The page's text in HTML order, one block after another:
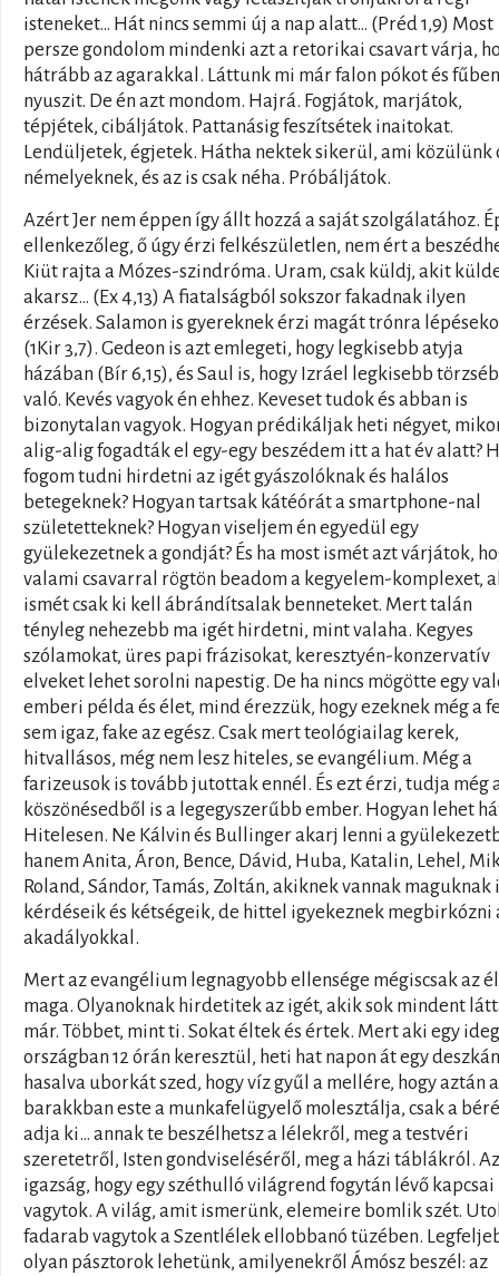
isteneket… Hát nincs semmi új a nap alatt… (Préd 1,9) Most
persze gondolom mindenki azt a retorikai csavart várja,
hátrább az agarakkal. Láttunk mi már falon pókot és fűben
nyuszit. De én azt mondom. Hajrá. Fogjátok, marjátok,
tépjétek, cibáljátok. Pattanásig feszítsétek inaitokat.
Lendüljetek, égjetek. Hátha nektek sikerül, ami közülünk
némelyeknek, és az is csak néha. Próbáljátok.
Azért Jer nem éppen így állt hozzá a saját szolgálatához.
ellenkezőleg, ő úgy érzi felkészületlen, nem ért a
Kiüt rajta a Mózes-szindróma. Uram, csak küldj, akit
akarsz… (Ex 4,13) A fiatalságból sokszor fakadnak ilyen
érzések. Salamon is gyereknek érzi magát trónra
(1Kir 3,7). Gedeon is azt emlegeti, hogy legkisebb atyja
házában (Bír 6,15), és Saul is, hogy Izráel legkisebb
való. Kevés vagyok én ehhez. Keveset tudok és abban is
bizonytalan vagyok. Hogyan prédikáljak heti négyet,
alig-alig fogadták el egy-egy beszédem itt a hat év alatt?
fogom tudni hirdetni az igét gyászolóknak és halálos
betegeknek? Hogyan tartsak kátéórát a smartphone-nal
születetteknek? Hogyan viseljem én egyedül egy
gyülekezetnek a gondját? És ha most ismét azt várjátok,
valami csavarral rögtön beadom a kegyelem-komplexet,
ismét csak ki kell ábrándítsalak benneteket. Mert talán
tényleg nehezebb ma igét hirdetni, mint valaha. Kegyes
szólamokat, üres papi frázisokat, keresztyén-konzervatív
elveket lehet sorolni napestig. De ha nincs mögötte egy
emberi példa és élet, mind érezzük, hogy ezeknek még a
sem igaz, fake az egész. Csak mert teológiailag kerek,
hitvallásos, még nem lesz hiteles, se evangélium. Még a
farizeusok is tovább jutottak ennél. És ezt érzi, tudja még
köszönésedből is a legegyszerűbb ember. Hogyan lehet
Hitelesen. Ne Kálvin és Bullinger akarj lenni a
hanem Anita, Áron, Bence, Dávid, Huba, Katalin, Lehel,
Roland, Sándor, Tamás, Zoltán, akiknek vannak maguknak
kérdéseik és kétségeik, de hittel igyekeznek megbirkózni
akadályokkal.
Mert az evangélium legnagyobb ellensége mégiscsak az
maga. Olyanoknak hirdetitek az igét, akik sok mindent
már. Többet, mint ti. Sokat éltek és értek. Mert aki egy
országban 12 órán keresztül, heti hat napon át egy deszkán
hasalva uborkát szed, hogy víz gyűl a mellére, hogy aztán a
barakkban este a munkafelügyelő molesztálja, csak a
adja ki… annak te beszélhetsz a lélekről, meg a testvéri
szeretetről, Isten gondviseléséről, meg a házi táblákról.
igazság, hogy egy széthulló világrend fogytán lévő kapcsai
vagytok. A világ, amit ismerünk, elemeire bomlik szét.
fadarab vagytok a Szentlélek ellobbanó tüzében.
olyan pásztorok lehetünk, amilyenekről Ámósz beszél: az